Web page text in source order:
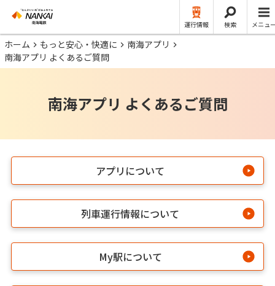
運行情報 検索 メニュ
ホーム もっと安心・快適に
南海アプリ
南海アプリ よくあるご質問
南海アプリ よくあるご質問
アプリについて
列車運行情報について
My駅について